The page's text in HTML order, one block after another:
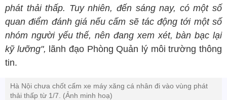
phát thải thấp. Tuy nhiên, đến sáng nay, có một số
quan điểm đánh giá nếu cấm sẽ tác động tới một số
nhóm người yếu thế, nên đang xem xét, bàn bạc lại
kỹ lưỡng", lãnh đạo Phòng Quản lý môi trường thông
tin.
Hà Nội chưa chốt cấm xe máy xăng cá nhân đi vào vùng phát
thải thấp từ 1/7. (Ảnh minh hoạ)